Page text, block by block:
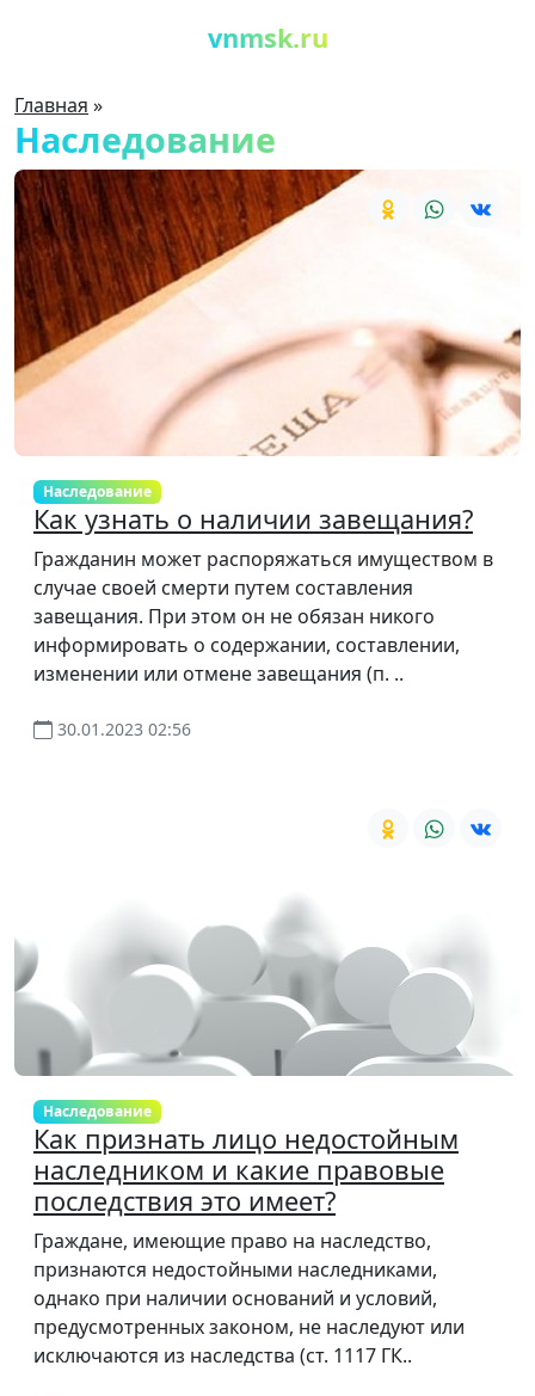
vnmsk.ru
Главная »
Наследование
Наследование
Как узнать о наличии завещания?
Гражданин может распоряжаться имуществом в
случае своей смерти путем составления
завещания. При этом он не обязан никого
информировать о содержании, составлении,
изменении или отмене завещания (п. ..
30.01.2023 02:56
Наследование
Как признать лицо недостойным
наследником и какие правовые
последствия это имеет?
Граждане, имеющие право на наследство,
признаются недостойными наследниками,
однако при наличии оснований и условий,
предусмотренных законом, не наследуют или
исключаются из наследства (ст. 1117 ГК..